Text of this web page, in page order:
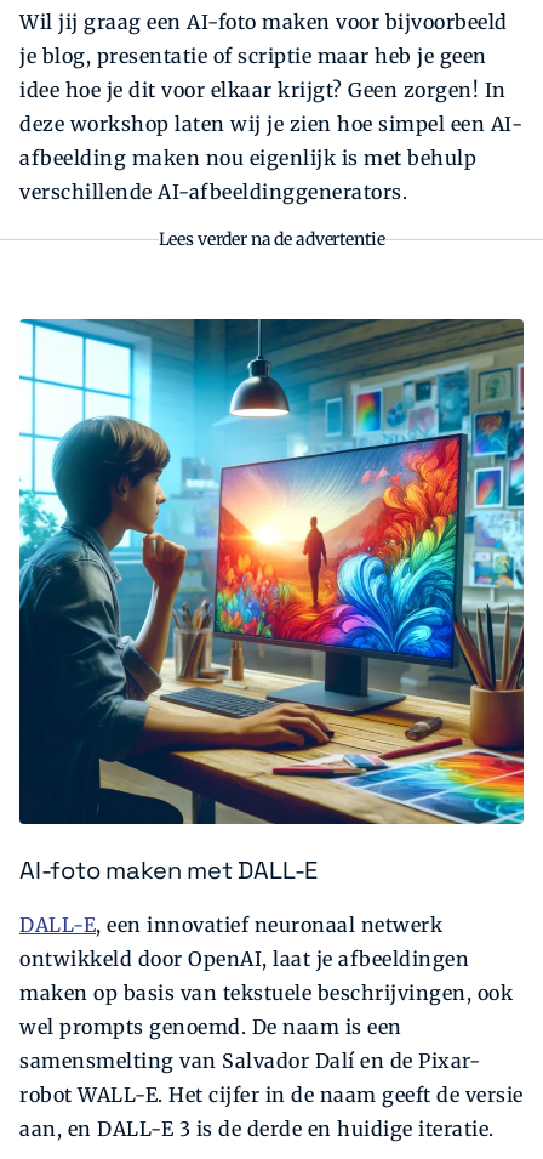
Wil jij graag een AI-foto maken voor bijvoorbeeld
je blog, presentatie of scriptie maar heb je geen
idee hoe je dit voor elkaar krijgt? Geen zorgen! In
deze workshop laten wij je zien hoe simpel een AI-
afbeelding maken nou eigenlijk is met behulp
verschillende AI-afbeeldinggenerators.
Lees verder na de advertentie
AI-foto maken met DALL-E
DALL-E, een innovatief neuronaal netwerk
ontwikkeld door OpenAI, laat je afbeeldingen
maken op basis van tekstuele beschrijvingen, ook
wel prompts genoemd. De naam is een
samensmelting van Salvador Dalí en de Pixar-
robot WALL-E. Het cijfer in de naam geeft de versie
aan, en DALL-E 3 is de derde en huidige iteratie.